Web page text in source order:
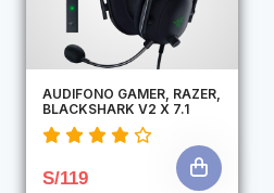
AUDIFONO GAMER, RAZER,
BLACKSHARK V2 X 7.1
S/119